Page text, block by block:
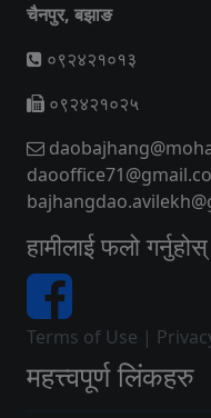
चैनपुर, बझाङ
०९२४२१०१३
०९२४२१०२५
हामीलाई फलो गर्नुहोस्
Terms of Use |
महत्त्वपूर्ण लिंकहरु